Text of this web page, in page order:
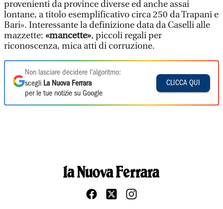
provenienti da province diverse ed anche assai
lontane, a titolo esemplificativo circa 250 da Trapani e
Bari». Interessante la definizione data da Caselli alle
mazzette: «mancette», piccoli regali per
riconoscenza, mica atti di corruzione.
Non lasciare decidere l'algoritmo:
scegli La Nuova Ferrara
per le tue notizie su Google
CLICCA QUI